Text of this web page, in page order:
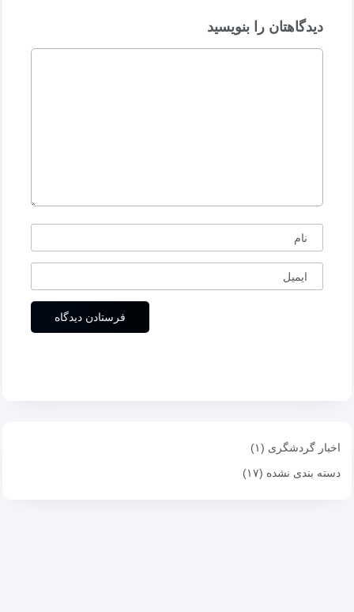
دیدگاهتان را بنویسید
نام
ایمیل
اخبار گردشگری (۱)
دسته بندی نشده (۱۷)